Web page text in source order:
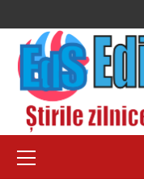
to
content
Menu